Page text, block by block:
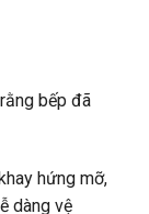
bếp đã
hứng mỡ,
dàng vệ